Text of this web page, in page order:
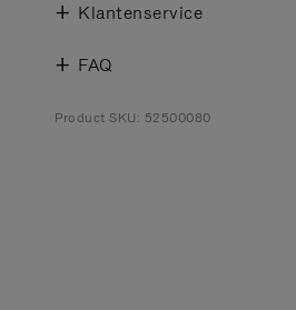
Klantenservice
FAQ
Product SKU: 52500080